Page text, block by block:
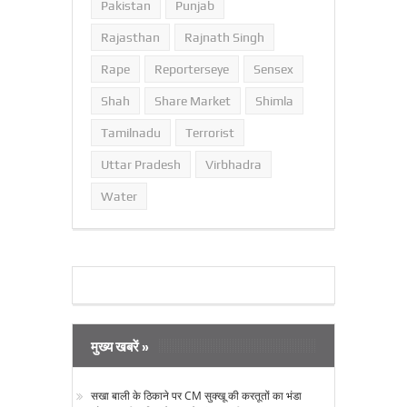
Pakistan Punjab
Rajasthan Rajnath Singh
Rape Reporterseye Sensex
Shah Share Market Shimla
Tamilnadu Terrorist
Uttar Pradesh Virbhadra
Water
मुख्य खबरें »
सखा बाली के ठिकाने पर CM सुक्‍खू की करतूतों का भंडा